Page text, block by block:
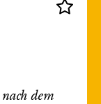
dem